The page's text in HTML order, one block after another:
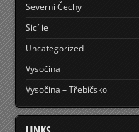
Severní Čechy
Sicílie
Uncategorized
Vysočina
Vysočina – Třebíčsko